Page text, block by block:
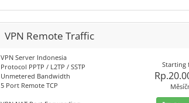
VPN Remote Traffic
VPN Server Indonesia
Protocol PPTP / L2TP / SSTP
Unmetered Bandwidth
5 Port Remote TCP
Starting